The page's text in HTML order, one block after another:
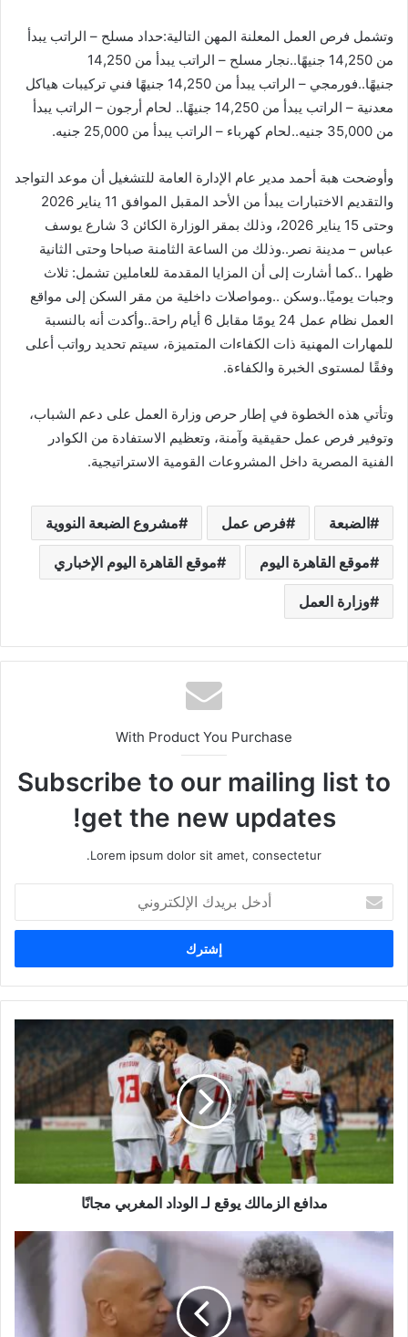
وتشمل فرص العمل المعلنة المهن التالية:حداد مسلح – الراتب يبدأ
من 14,250 جنيهًا..نجار مسلح – الراتب يبدأ من 14,250
جنيهًا..فورمجي – الراتب يبدأ من 14,250 جنيهًا فني تركيبات هياكل
معدنية – الراتب يبدأ من 14,250 جنيهًا.. لحام أرجون – الراتب يبدأ
من 35,000 جنيه..لحام كهرباء – الراتب يبدأ من 25,000 جنيه.
وأوضحت هبة أحمد مدير عام الإدارة العامة للتشغيل أن موعد التواجد
والتقديم الاختبارات يبدأ من الأحد المقبل الموافق 11 يناير 2026
وحتى 15 يناير 2026، وذلك بمقر الوزارة الكائن 3 شارع يوسف
عباس – مدينة نصر..وذلك من الساعة الثامنة صباحا وحتى الثانية
ظهرا ..كما أشارت إلى أن المزايا المقدمة للعاملين تشمل: ثلاث
وجبات يوميًا..وسكن ..ومواصلات داخلية من مقر السكن إلى مواقع
العمل نظام عمل 24 يومًا مقابل 6 أيام راحة..وأكدت أنه بالنسبة
للمهارات المهنية ذات الكفاءات المتميزة، سيتم تحديد رواتب أعلى
وفقًا لمستوى الخبرة والكفاءة.
وتأتي هذه الخطوة في إطار حرص وزارة العمل على دعم الشباب،
وتوفير فرص عمل حقيقية وآمنة، وتعظيم الاستفادة من الكوادر
الفنية المصرية داخل المشروعات القومية الاستراتيجية.
الضبعة فرص عمل مشروع الضبعة النووية
موقع القاهرة اليوم موقع القاهرة اليوم الإخباري
وزارة العمل
With Product You Purchase
Subscribe to our mailing list to
get the new updates!
Lorem ipsum dolor sit amet, consectetur.
خ
ب
ر
ك
ا
ل
إ
ل
ر
مدافع الزمالك يوقع لـ الوداد المغربي مجانًا